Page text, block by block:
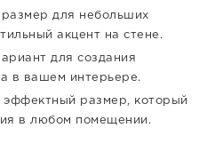
для небольших
акцент на стене.
для создания
в вашем интерьере.
размер, который
в любом помещении.